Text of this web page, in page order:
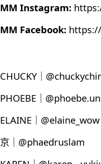
MM Instagram:
MM Facebook:
CHUCKY｜
PHOEBE｜
ELAINE｜@elaine_wow
京｜@phaedruslam